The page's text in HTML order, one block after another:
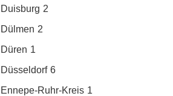
Duisburg 2
Dülmen 2
Düren 1
Düsseldorf 6
Ennepe-Ruhr-Kreis 1